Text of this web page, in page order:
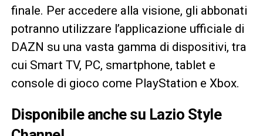
finale. Per accedere alla visione, gli abbonati
potranno utilizzare l’applicazione ufficiale di
DAZN su una vasta gamma di dispositivi, tra
cui Smart TV, PC, smartphone, tablet e
console di gioco come PlayStation e Xbox.
Disponibile anche su Lazio Style